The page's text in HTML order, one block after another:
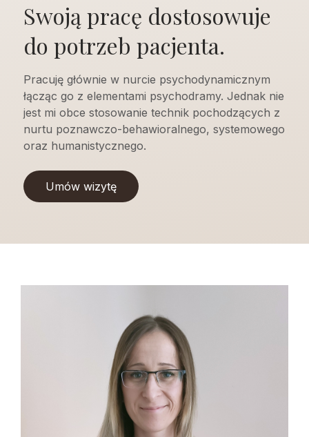
Swoją pracę dostosowuje
do potrzeb pacjenta.
Pracuję głównie w nurcie psychodynamicznym
łącząc go z elementami psychodramy. Jednak nie
jest mi obce stosowanie technik pochodzących z
nurtu poznawczo-behawioralnego, systemowego
oraz humanistycznego.
Umów wizytę